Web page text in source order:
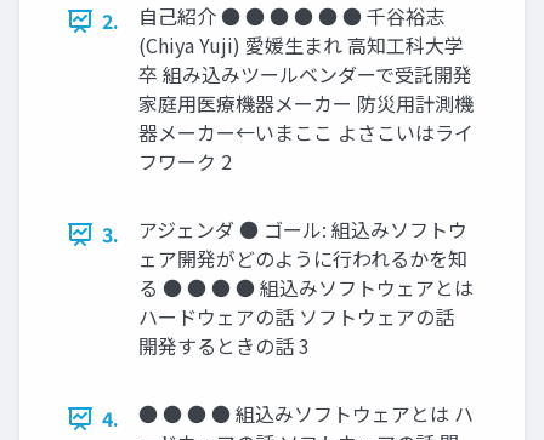
2.
自己紹介 ● ● ● ● ● ● 千谷裕志
(Chiya Yuji) 愛媛生まれ 高知工科大学
卒 組み込みツールベンダーで受託開発
家庭用医療機器メーカー 防災用計測機
器メーカー←いまここ よさこいはライ
フワーク 2
3.
アジェンダ ● ゴール: 組込みソフトウ
ェア開発がどのように行われるかを知
る ● ● ● ● 組込みソフトウェアとは
ハードウェアの話 ソフトウェアの話
開発するときの話 3
4.
● ● ● ● 組込みソフトウェアとは ハ